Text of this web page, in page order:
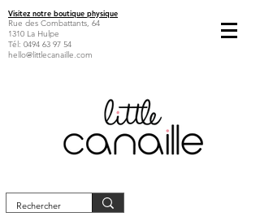
Visitez notre boutique physique
Rue des Combattants, 64
1310 La Hulpe
Tél: 0494 63 97 54
hello@littlecanaille.com